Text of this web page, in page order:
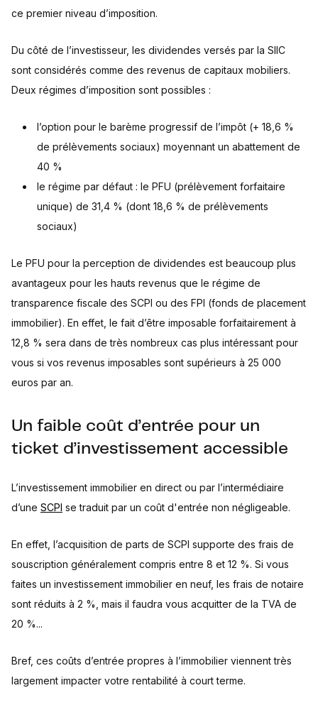
ce premier niveau d’imposition.
Du côté de l’investisseur, les dividendes versés par la SIIC
sont considérés comme des revenus de capitaux mobiliers.
Deux régimes d’imposition sont possibles :
l’option pour le barème progressif de l’impôt (+ 18,6 %
de prélèvements sociaux) moyennant un abattement de
40 %
le régime par défaut : le PFU (prélèvement forfaitaire
unique) de 31,4 % (dont 18,6 % de prélèvements
sociaux)
Le PFU pour la perception de dividendes est beaucoup plus
avantageux pour les hauts revenus que le régime de
transparence fiscale des SCPI ou des FPI (fonds de placement
immobilier). En effet, le fait d’être imposable forfaitairement à
12,8 % sera dans de très nombreux cas plus intéressant pour
vous si vos revenus imposables sont supérieurs à 25 000
euros par an.
Un faible coût d’entrée pour un
ticket d’investissement accessible
L’investissement immobilier en direct ou par l’intermédiaire
d’une SCPI se traduit par un coût d'entrée non négligeable.
En effet, l’acquisition de parts de SCPI supporte des frais de
souscription généralement compris entre 8 et 12 %. Si vous
faites un investissement immobilier en neuf, les frais de notaire
sont réduits à 2 %, mais il faudra vous acquitter de la TVA de
20 %...
Bref, ces coûts d’entrée propres à l’immobilier viennent très
largement impacter votre rentabilité à court terme.